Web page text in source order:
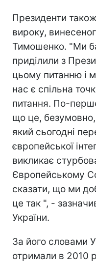
Президенти
вироку,
Тимошенко. "Ми
приділили з
цьому питанню і
нас є спільна
питання. По-
що це,
який сьогодні
європейської
викликає
Європейському
сказати, що ми
це так ", -
України.
За його словами
отримали в 2010